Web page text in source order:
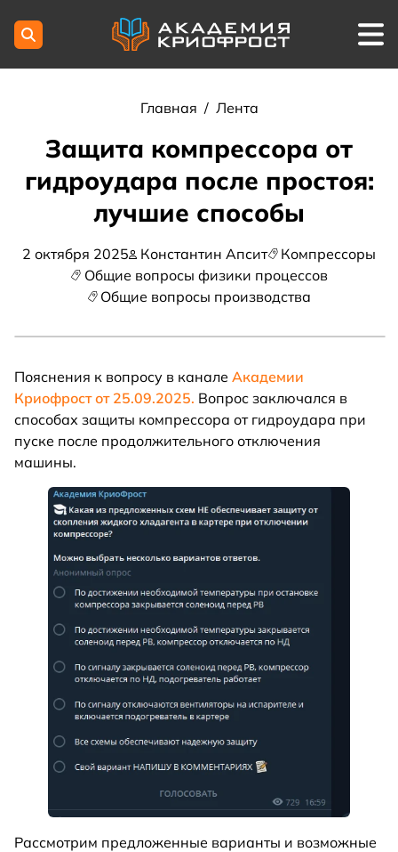
Главная / Лента
Защита компрессора от
гидроудара после простоя:
лучшие способы
2 октября 2025 Константин Апсит
Компрессоры
Общие вопросы физики процессов
Общие вопросы производства
Пояснения к вопросу в канале Академии
Криофрост от 25.09.2025. Вопрос заключался в
способах защиты компрессора от гидроудара при
пуске после продолжительного отключения
машины.
Рассмотрим предложенные варианты и возможные